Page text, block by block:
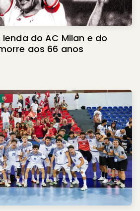
lenda do AC Milan e do
aos 66 anos